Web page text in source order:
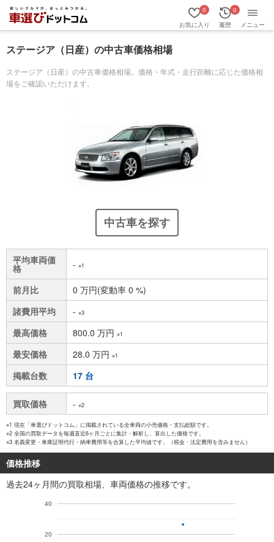
お気に入り
0
履歴
0
メニュー
ステージア（日産）の中古車価格相場
ステージア（日産）の中古車価格相場。価格・年式・走行距離に応じた価格相
場をご確認いただけます。
中古車を探す
平均車両価
格 - ※1
前月比
0 万円(変動率 0 %)
諸費用平均
- ※3
最高価格 800.0 万円 ※1
最安価格 28.0 万円 ※1
掲載台数 17 台
買取価格 - ※2
※1 現在「車選びドットコム」に掲載されている全車両の小売価格・支払総額です。
※2 全国の買取データを毎週直近6ヶ月ごとに集計・解析し、算出した価格です。
※3 名義変更・車庫証明代行・納車費用等を合算した平均値です。（税金・法定費用を含みません）
価格推移
過去24ヶ月間の買取相場、車両価格の推移です。
20
40